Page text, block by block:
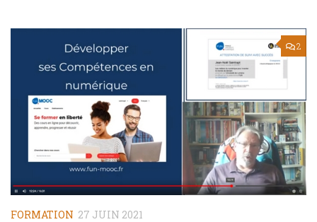
2
FORMATION 27 JUIN 2021